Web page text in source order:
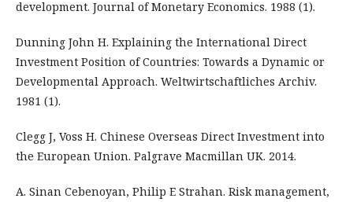
development. Journal of Monetary Economics. 1988 (1).
Dunning John H. Explaining the International Direct
Investment Position of Countries: Towards a Dynamic or
Developmental Approach. Weltwirtschaftliches Archiv.
1981 (1).
Clegg J, Voss H. Chinese Overseas Direct Investment into
the European Union. Palgrave Macmillan UK. 2014.
A. Sinan Cebenoyan, Philip E Strahan. Risk management,